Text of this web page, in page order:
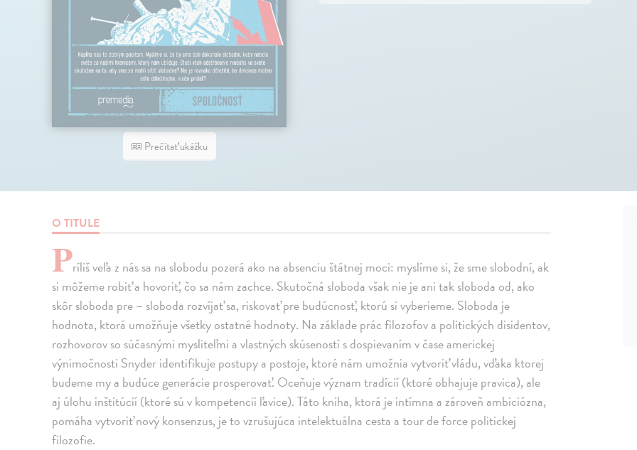
Prečítať ukážku
O TITULE
Príliš veľa z nás sa na slobodu pozerá ako na absenciu štátnej moci: myslíme si, že sme slobodní, ak
si môžeme robiť a hovoriť, čo sa nám zachce. Skutočná sloboda však nie je ani tak sloboda od, ako
skôr sloboda pre – sloboda rozvíjať sa, riskovať pre budúcnosť, ktorú si vyberieme. Sloboda je
hodnota, ktorá umožňuje všetky ostatné hodnoty. Na základe prác filozofov a politických disidentov,
rozhovorov so súčasnými mysliteľmi a vlastných skúseností s dospievaním v čase americkej
výnimočnosti Snyder identifikuje postupy a postoje, ktoré nám umožnia vytvoriť vládu, vďaka ktorej
budeme my a budúce generácie prosperovať. Oceňuje význam tradícií (ktoré obhajuje pravica), ale
aj úlohu inštitúcií (ktoré sú v kompetencii ľavice). Táto kniha, ktorá je intímna a zároveň ambiciózna,
pomáha vytvoriť nový konsenzus, je to vzrušujúca intelektuálna cesta a tour de force politickej
filozofie.